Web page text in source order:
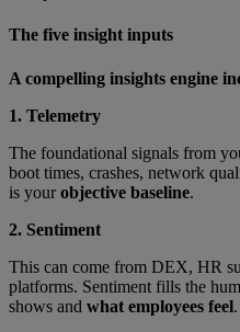
The five insight inputs
A compelling insights engine
1. Telemetry
The foundational signals from
boot times, crashes, network
is yourobjective baseline.
2. Sentiment
This can come from DEX, HR
platforms. Sentiment fills the
shows and what employees feel.